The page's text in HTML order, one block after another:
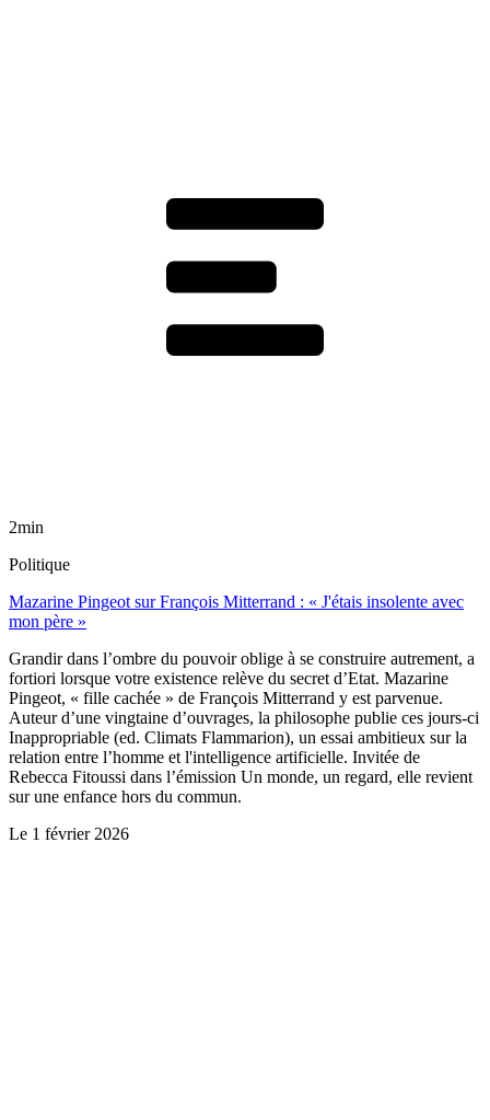
2min
Politique
Mazarine Pingeot sur François Mitterrand : « J'étais insolente avec
mon père »
Grandir dans l’ombre du pouvoir oblige à se construire autrement, a
fortiori lorsque votre existence relève du secret d’Etat. Mazarine
Pingeot, « fille cachée » de François Mitterrand y est parvenue.
Auteur d’une vingtaine d’ouvrages, la philosophe publie ces jours-ci
Inappropriable (ed. Climats Flammarion), un essai ambitieux sur la
relation entre l’homme et l'intelligence artificielle. Invitée de
Rebecca Fitoussi dans l’émission Un monde, un regard, elle revient
sur une enfance hors du commun.
Le 1 février 2026